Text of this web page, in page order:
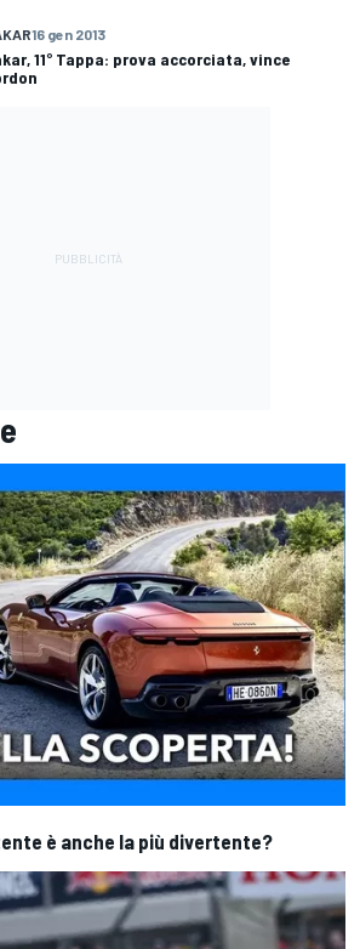
16 gen 2013
11° Tappa: prova accorciata, vince
è anche la più divertente?